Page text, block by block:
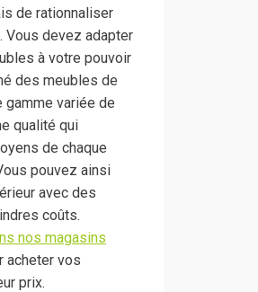
de rationnaliser
Vous devez adapter
à votre pouvoir
des meubles de
variée de
qualité qui
de chaque
pouvez ainsi
avec des
coûts.
nos magasins
acheter vos
prix.